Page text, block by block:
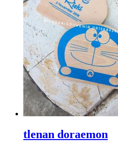
tlenan doraemon